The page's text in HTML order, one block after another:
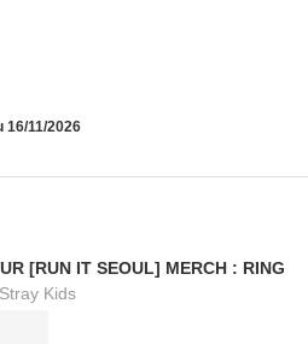
16/11/2026
[RUN IT SEOUL] MERCH : RING
Stray Kids